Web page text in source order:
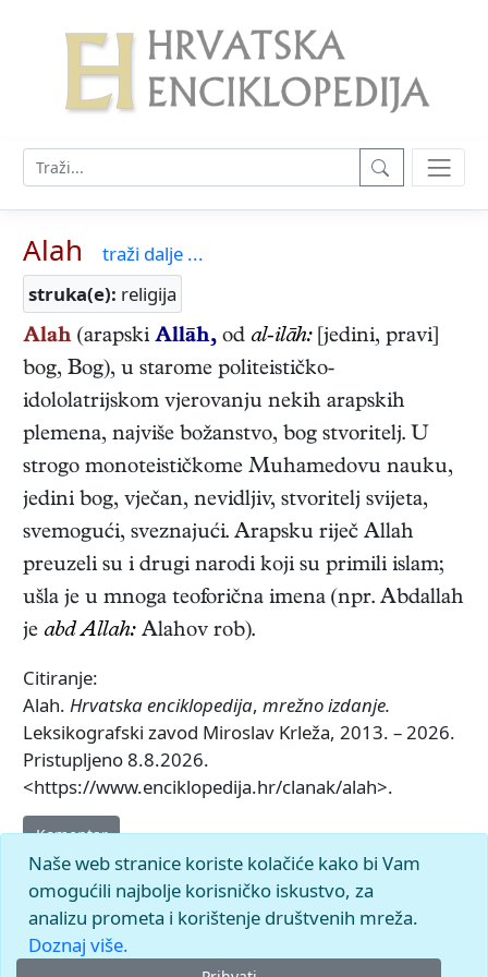
Alah
traži dalje ...
struka(e): religija
Alah (arapski Allāh, od al-ilāh: [jedini, pravi]
bog, Bog), u starome politeističko-
idololatrijskom vjerovanju nekih arapskih
plemena, najviše božanstvo, bog stvoritelj. U
strogo monoteističkome Muhamedovu nauku,
jedini bog, vječan, nevidljiv, stvoritelj svijeta,
svemogući, sveznajući. Arapsku riječ Allah
preuzeli su i drugi narodi koji su primili islam;
ušla je u mnoga teoforična imena (npr. Abdallah
je abd Allah: Alahov rob).
Citiranje:
Alah. Hrvatska enciklopedija, mrežno izdanje.
Leksikografski zavod Miroslav Krleža, 2013. – 2026.
Pristupljeno 8.8.2026.
<https://www.enciklopedija.hr/clanak/alah>.
Komentar
Naše web stranice koriste kolačiće kako bi Vam
omogućili najbolje korisničko iskustvo, za
analizu prometa i korištenje društvenih mreža.
Doznaj više.